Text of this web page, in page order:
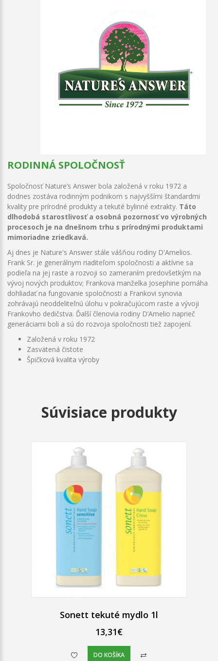
RODINNÁ SPOLOČNOSŤ
Spoločnosť Nature’s Answer bola založená v roku 1972 a
dodnes zostáva rodinným podnikom s najvyššími štandardmi
kvality pre prírodné produkty a tekuté bylinné extrakty. Táto
dlhodobá starostlivosť a osobná pozornosť vo výrobných
procesoch je na dnešnom trhu s prírodnými produktami
mimoriadne zriedkavá.
Aj dnes je Nature's Answer stále vášňou rodiny D'Amelios.
Frank Sr. je generálnym riaditeľom spoločnosti a aktívne sa
podieľa na jej raste a rozvoji so zameraním predovšetkým na
vývoj nových produktov; Frankova manželka Josephine pomáha
dohliadať na fungovanie spoločnosti a Frankovi synovia
zohrávajú neoddeliteľnú úlohu v pokračujúcom raste a vývoji
Frankovho dedičstva. Ďalší členovia rodiny D’Amelio naprieč
generáciami boli a sú do rozvoja spoločnosti tiež zapojení.
Založená v roku 1972
Zasvätená čistote
Špičková kvalita výroby
Súvisiace produkty
Sonett tekuté mydlo 1l
13,31€
DO KOŠÍKA